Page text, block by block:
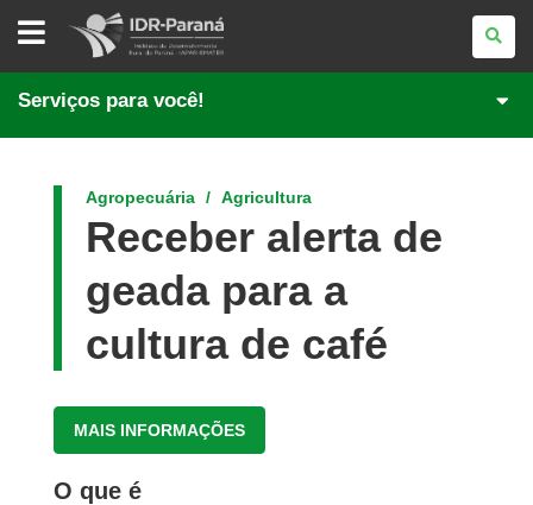
INSTITUTO
DE
DESENVOLVIMENTO
PARANÁ
Serviços para você!
Agropecuária Agricultura
Receber alerta de
geada para a
cultura de café
MAIS INFORMAÇÕES
O que é